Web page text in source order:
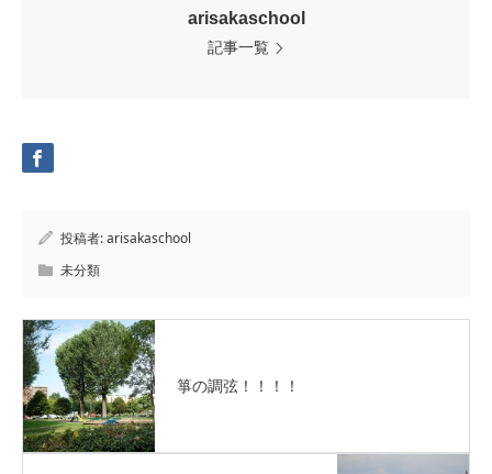
arisakaschool
記事一覧
投稿者:arisakaschool
未分類
箏の調弦！！！！